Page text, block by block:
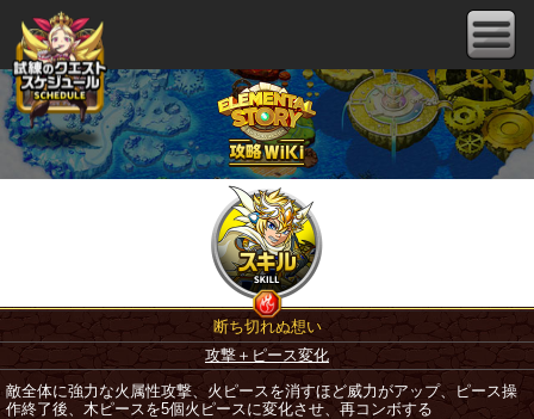
断ち切れぬ想い
攻撃＋ピース変化
敵全体に強力な火属性攻撃、火ピースを消すほど威力がアップ、ピース操
作終了後、木ピースを5個火ピースに変化させ、再コンボする